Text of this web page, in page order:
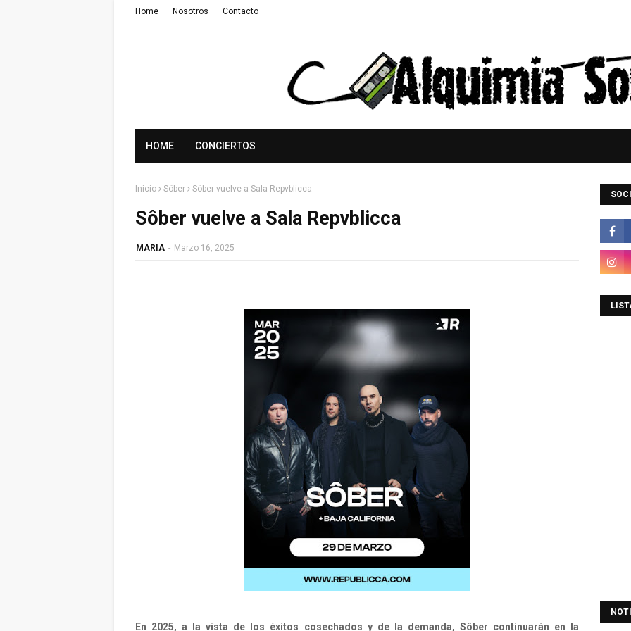
Home Nosotros Contacto
HOME CONCIERTOS
Inicio Sôber Sôber vuelve a Sala Repvblicca
Sôber vuelve a Sala Repvblicca
MARIA - Marzo 16, 2025
En 2025, a la vista de los éxitos cosechados y de la demanda, Sôber continuarán en la